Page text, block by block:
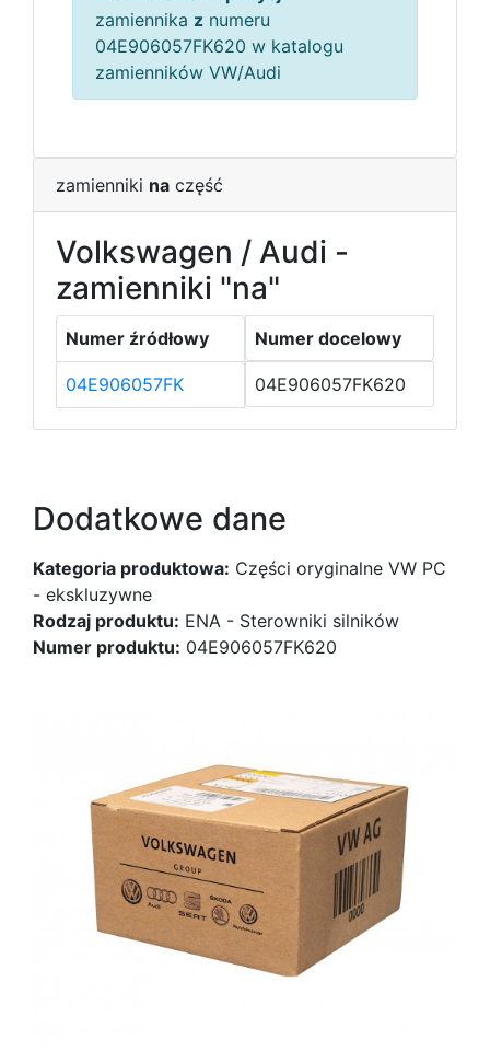
zamiennika z numeru
04E906057FK620 w katalogu
zamienników VW/Audi
zamienniki na część
Volkswagen / Audi -
zamienniki "na"
Numer źródłowy Numer docelowy
04E906057FK 04E906057FK620
Dodatkowe dane
Kategoria produktowa: Części oryginalne VW PC
- ekskluzywne
Rodzaj produktu: ENA - Sterowniki silników
Numer produktu: 04E906057FK620